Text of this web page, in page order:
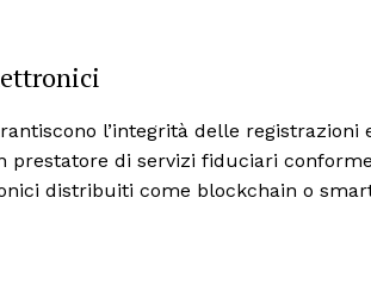
l’integrità delle registrazioni
prestatore di servizi fiduciari
distribuiti come blockchain o